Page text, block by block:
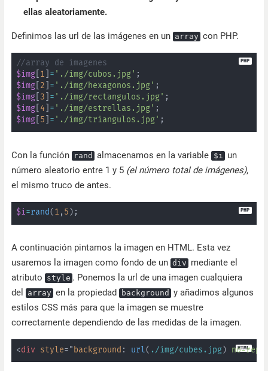
ellas aleatoriamente.
Definimos las url de las imágenes en un array con PHP.
//array de imagenes
$img 1 = './img/cubos.jpg' ;
$img 2 = './img/hexagonos.jpg' ;
$img 3 = './img/rectangulos.jpg' ;
$img 4 = './img/estrellas.jpg' ;
$img 5 = './img/triangulos.jpg' ;
Con la función rand almacenamos en la variable $i un
número aleatorio entre 1 y 5 (el número total de imágenes),
el mismo truco de antes.
$i=rand( 1 , 5 ) ;
A continuación pintamos la imagen en HTML. Esta vez
usaremos la imagen como fondo de un div mediante el
atributo style . Ponemos la url de una imagen cualquiera
del
array en la propiedad background y añadimos algunos
estilos CSS más para que la imagen se muestre
correctamente dependiendo de las medidas de la imagen.
<div style=" background : url( ./img/cubes.jpg) no-